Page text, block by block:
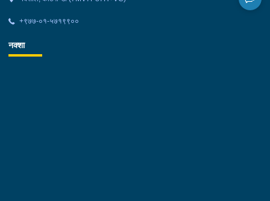
+९७७-०१-५७१९९००
नक्शा